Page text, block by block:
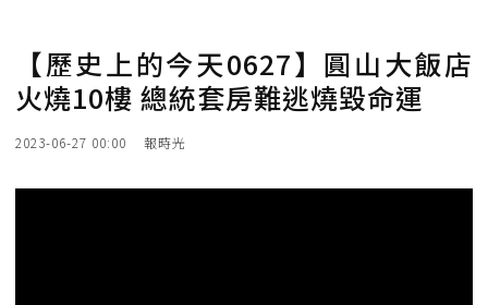
【歷史上的今天0627】圓山大飯店
火燒10樓 總統套房難逃燒毀命運
2023-06-27 00:00 報時光